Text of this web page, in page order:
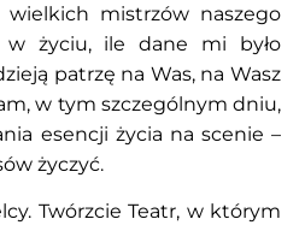
mistrzów naszego
w życiu, ile dane mi było
patrzę na Was, na Wasz
w tym szczególnym dniu,
esencji życia na scenie –
życzyć.
Twórzcie Teatr, w którym